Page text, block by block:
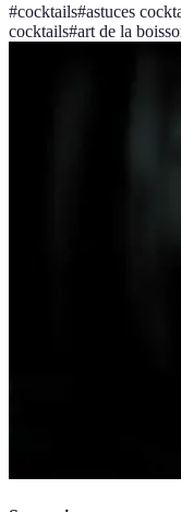
#cocktails#astuces
cocktails#art de la